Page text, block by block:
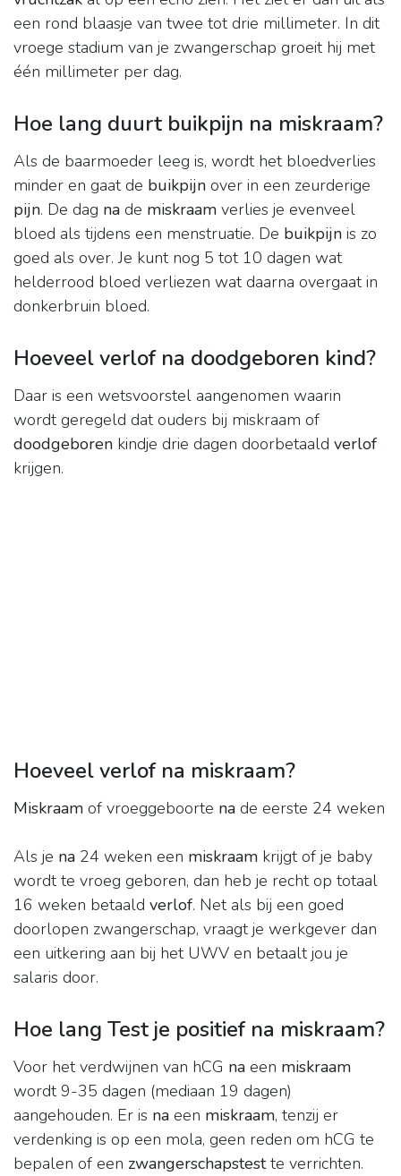
een rond blaasje van twee tot drie millimeter. In dit
vroege stadium van je zwangerschap groeit hij met
één millimeter per dag.
Hoe lang duurt buikpijn na miskraam?
Als de baarmoeder leeg is, wordt het bloedverlies
minder en gaat de buikpijn over in een zeurderige
pijn. De dag na de miskraam verlies je evenveel
bloed als tijdens een menstruatie. De buikpijn is zo
goed als over. Je kunt nog 5 tot 10 dagen wat
helderrood bloed verliezen wat daarna overgaat in
donkerbruin bloed.
Hoeveel verlof na doodgeboren kind?
Daar is een wetsvoorstel aangenomen waarin
wordt geregeld dat ouders bij miskraam of
doodgeboren kindje drie dagen doorbetaald verlof
krijgen.
Hoeveel verlof na miskraam?
Miskraam of vroeggeboorte na de eerste 24 weken
Als je na 24 weken een miskraam krijgt of je baby
wordt te vroeg geboren, dan heb je recht op totaal
16 weken betaald verlof. Net als bij een goed
doorlopen zwangerschap, vraagt je werkgever dan
een uitkering aan bij het UWV en betaalt jou je
salaris door.
Hoe lang Test je positief na miskraam?
Voor het verdwijnen van hCG na een miskraam
wordt 9-35 dagen (mediaan 19 dagen)
aangehouden. Er is na een miskraam, tenzij er
verdenking is op een mola, geen reden om hCG te
bepalen of een zwangerschapstestte verrichten.